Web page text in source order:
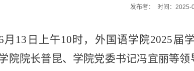
发布者： 时间：2025-
月13日上午10时，外国语学院2025届
院院长普昆、学院党委书记冯宜丽等